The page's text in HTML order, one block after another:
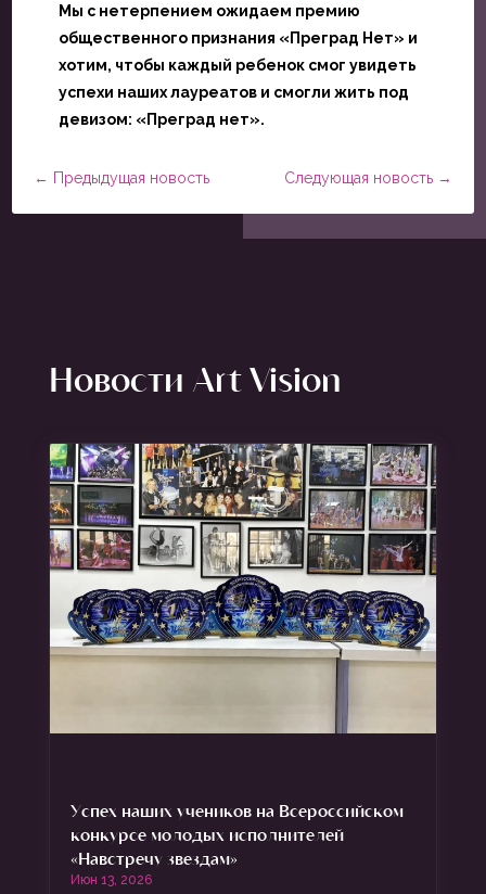
Мы с нетерпением ожидаем премию
общественного признания «Преград Нет» и
хотим, чтобы каждый ребенок смог увидеть
успехи наших лауреатов и смогли жить под
девизом: «Преград нет».
← Предыдущая новость Следующая новость→
Новости Art Vision
Успех наших учеников на Всероссийском
конкурсе молодых исполнителей
«Навстречу звездам»
Июн 13, 2026